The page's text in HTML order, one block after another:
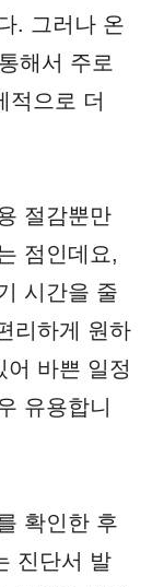
. 그러나 온
해서 주로
적으로 더
절감뿐만
점인데요,
시간을 줄
리하게 원하
바쁜 일정
유용합니
확인한 후
진단서 발